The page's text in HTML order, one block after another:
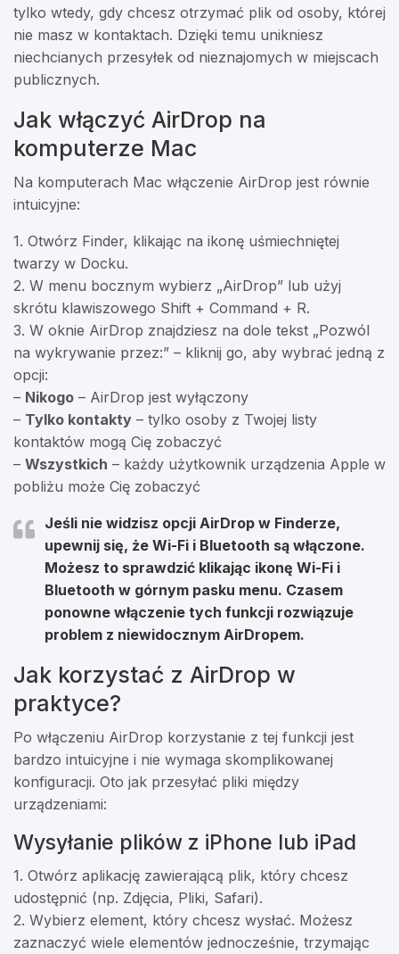
tylko wtedy, gdy chcesz otrzymać plik od osoby, której
nie masz w kontaktach. Dzięki temu unikniesz
niechcianych przesyłek od nieznajomych w miejscach
publicznych.
Jak włączyć AirDrop na
komputerze Mac
Na komputerach Mac włączenie AirDrop jest równie
intuicyjne:
1. Otwórz Finder, klikając na ikonę uśmiechniętej
twarzy w Docku.
2. W menu bocznym wybierz „AirDrop” lub użyj
skrótu klawiszowego Shift + Command + R.
3. W oknie AirDrop znajdziesz na dole tekst „Pozwól
na wykrywanie przez:” – kliknij go, aby wybrać jedną z
opcji:
– Nikogo – AirDrop jest wyłączony
– Tylko kontakty – tylko osoby z Twojej listy
kontaktów mogą Cię zobaczyć
– Wszystkich – każdy użytkownik urządzenia Apple w
pobliżu może Cię zobaczyć
Jeśli nie widzisz opcji AirDrop w Finderze,
upewnij się, że Wi-Fi i Bluetooth są włączone.
Możesz to sprawdzić klikając ikonę Wi-Fi i
Bluetooth w górnym pasku menu. Czasem
ponowne włączenie tych funkcji rozwiązuje
problem z niewidocznym AirDropem.
Jak korzystać z AirDrop w
praktyce?
Po włączeniu AirDrop korzystanie z tej funkcji jest
bardzo intuicyjne i nie wymaga skomplikowanej
konfiguracji. Oto jak przesyłać pliki między
urządzeniami:
Wysyłanie plików z iPhone lub iPad
1. Otwórz aplikację zawierającą plik, który chcesz
udostępnić (np. Zdjęcia, Pliki, Safari).
2. Wybierz element, który chcesz wysłać. Możesz
zaznaczyć wiele elementów jednocześnie, trzymając